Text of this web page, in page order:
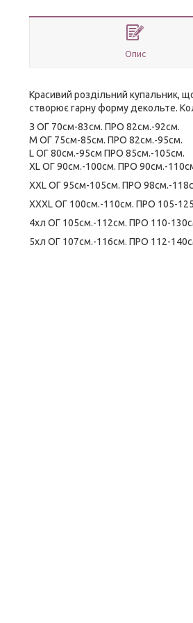
Опис
Красивий роздільний купальник,
створює гарну форму декольте.
З ОГ 70см-83см. ПРО 82см.-92см.
M ОГ 75см-85см. ПРО 82см.-95см.
L ОГ 80см.-95см ПРО 85см.-105см.
XL ОГ 90см.-100см. ПРО 90см.-
XXL ОГ 95см-105см. ПРО 98см.-
XXXL ОГ 100см.-110см. ПРО 105-
4хл ОГ 105см.-112см. ПРО 110-
5хл ОГ 107см.-116см. ПРО 112-